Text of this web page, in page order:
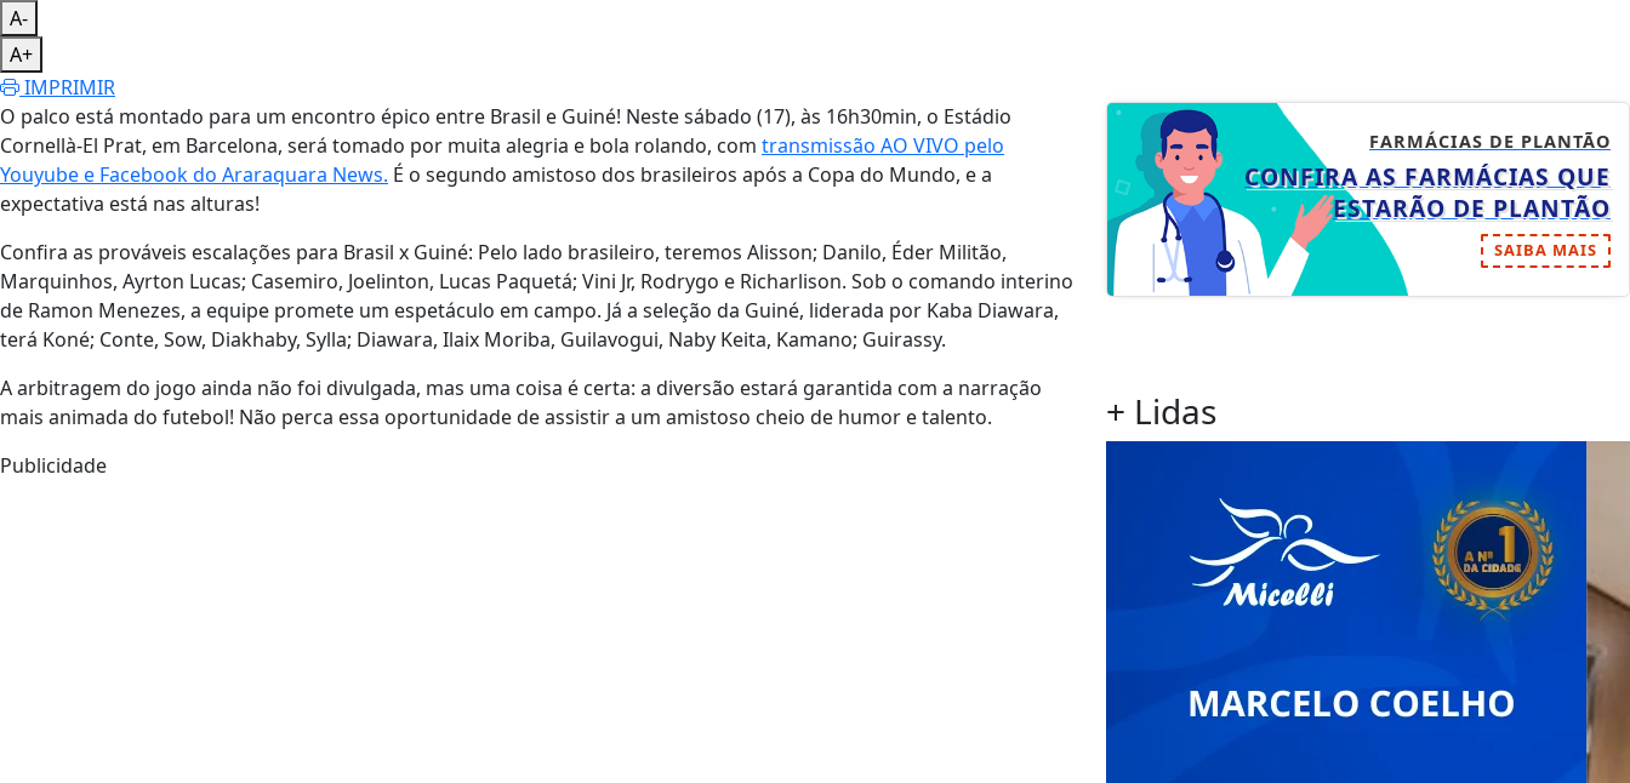
A-
A+
IMPRIMIR
O palco está montado para um encontro épico entre Brasil e Guiné! Neste sábado (17), às 16h30min, o Estádio
Cornellà-El Prat, em Barcelona, será tomado por muita alegria e bola rolando, com transmissão AO VIVO pelo
Youyube e Facebook do Araraquara News. É o segundo amistoso dos brasileiros após a Copa do Mundo, e a
expectativa está nas alturas!
Confira as prováveis escalações para Brasil x Guiné: Pelo lado brasileiro, teremos Alisson; Danilo, Éder Militão,
Marquinhos, Ayrton Lucas; Casemiro, Joelinton, Lucas Paquetá; Vini Jr, Rodrygo e Richarlison. Sob o comando interino
de Ramon Menezes, a equipe promete um espetáculo em campo. Já a seleção da Guiné, liderada por Kaba Diawara,
terá Koné; Conte, Sow, Diakhaby, Sylla; Diawara, Ilaix Moriba, Guilavogui, Naby Keita, Kamano; Guirassy.
A arbitragem do jogo ainda não foi divulgada, mas uma coisa é certa: a diversão estará garantida com a narração
mais animada do futebol! Não perca essa oportunidade de assistir a um amistoso cheio de humor e talento.
Publicidade
FARMÁCIAS DE PLANTÃO
CONFIRA AS FARMÁCIAS QUE
ESTARÃO DE PLANTÃO
SAIBA MAIS
+ Lidas